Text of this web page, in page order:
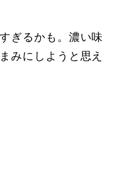
ぎるかも。濃い味
みにしようと思え